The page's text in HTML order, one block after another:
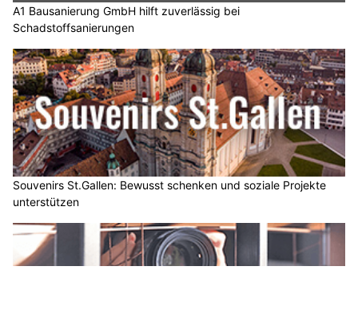
A1 Bausanierung GmbH hilft zuverlässig bei
Schadstoffsanierungen
Souvenirs St.Gallen: Bewusst schenken und soziale Projekte
unterstützen